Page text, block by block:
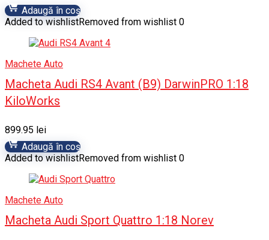
Adaugă în coș
Added to wishlistRemoved from wishlist 0
Machete Auto
Macheta Audi RS4 Avant (B9) DarwinPRO 1:18
KiloWorks
899.95 lei
Adaugă în coș
Added to wishlistRemoved from wishlist 0
Machete Auto
Macheta Audi Sport Quattro 1:18 Norev